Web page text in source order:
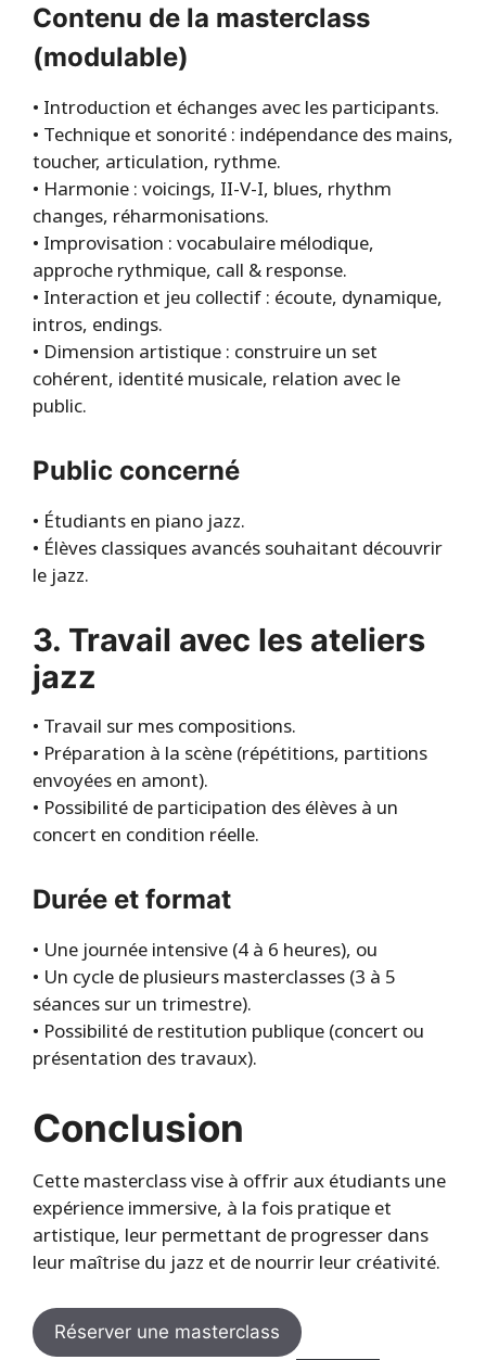
Contenu de la masterclass
(modulable)
• Introduction et échanges avec les participants.
• Technique et sonorité : indépendance des mains,
toucher, articulation, rythme.
• Harmonie : voicings, II-V-I, blues, rhythm
changes, réharmonisations.
• Improvisation : vocabulaire mélodique,
approche rythmique, call & response.
• Interaction et jeu collectif : écoute, dynamique,
intros, endings.
• Dimension artistique : construire un set
cohérent, identité musicale, relation avec le
public.
Public concerné
• Étudiants en piano jazz.
• Élèves classiques avancés souhaitant découvrir
le jazz.
3. Travail avec les ateliers
jazz
• Travail sur mes compositions.
• Préparation à la scène (répétitions, partitions
envoyées en amont).
• Possibilité de participation des élèves à un
concert en condition réelle.
Durée et format
• Une journée intensive (4 à 6 heures), ou
• Un cycle de plusieurs masterclasses (3 à 5
séances sur un trimestre).
• Possibilité de restitution publique (concert ou
présentation des travaux).
Conclusion
Cette masterclass vise à offrir aux étudiants une
expérience immersive, à la fois pratique et
artistique, leur permettant de progresser dans
leur maîtrise du jazz et de nourrir leur créativité.
Réserver une masterclass